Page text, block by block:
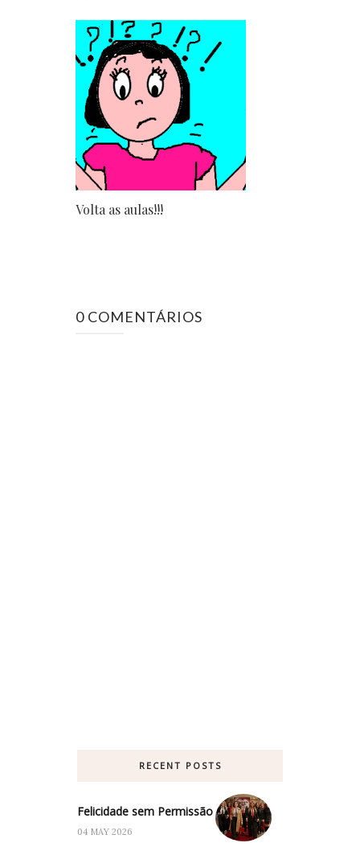
Volta as aulas!!!
0 COMENTÁRIOS
RECENT POSTS
Felicidade sem Permissão
04 MAY 2026